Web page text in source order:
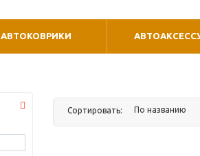
АВТОКОВРИКИ
Сортировать: По названию